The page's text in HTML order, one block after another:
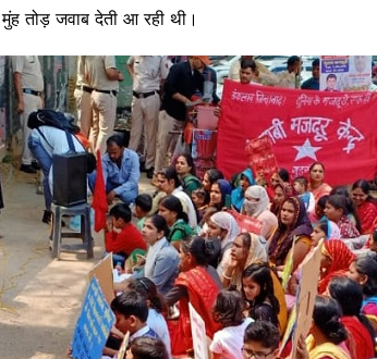
तोड़ जवाब देती आ रही थी।